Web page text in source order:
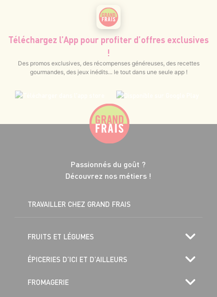
Téléchargez l’App pour profiter d’offres exclusives
!
Des promos exclusives, des récompenses généreuses, des recettes
gourmandes, des jeux inédits... le tout dans une seule app !
Passionnés du goût ?
Découvrez nos métiers !
TRAVAILLER CHEZ GRAND FRAIS
FRUITS ET LÉGUMES
ÉPICERIES D’ICI ET D’AILLEURS
FROMAGERIE